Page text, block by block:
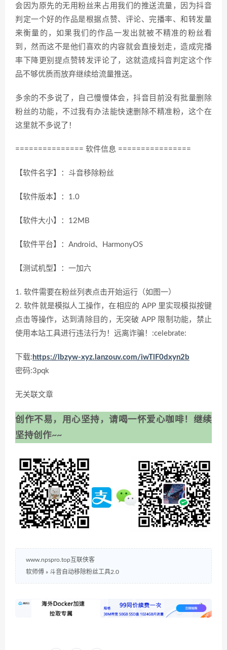
会因为原先的无用粉丝来占用我们的推送流量，因为抖音
判定一个好的作品是根据点赞、评论、完播率、和转发量
来衡量的，如果我们的作品一发出就被不精准的粉丝看
到，然而这不是他们喜欢的内容就会直接划走，造成完播
率下降更别提点赞转发评论了，这就造成抖音判定这个作
品不够优质而放弃继续给流量推送。
多余的不多说了，自己慢慢体会，抖音目前没有批量删除
粉丝的功能，不过我有办法能快速删除不精准粉，这个在
这里就不多说了！
=============== 软件信息 ================
【软件名字】：斗音移除粉丝
【软件版本】：1.0
【软件大小】：12MB
【软件平台】：Android、HarmonyOS
【测试机型】：一加六
1. 软件需要在粉丝列表点击开始运行（如图一）
2. 软件就是模拟人工操作，在相应的 APP 里实现模拟按键
点击等操作，达到清除目的，无突破 APP 限制功能，禁止
使用本站工具进行违法行为！远离诈骗！:celebrate:
下载: https://lbzyw-xyz.lanzouv.com/iwTlF0dxyn2b
密码:3pqk
无关联文章
创作不易，用心坚持，请喝一怀爱心咖啡！继续
坚持创作~~
www.npspro.top互联侠客
软师傅 » 斗音自动移除粉丝工具2.0